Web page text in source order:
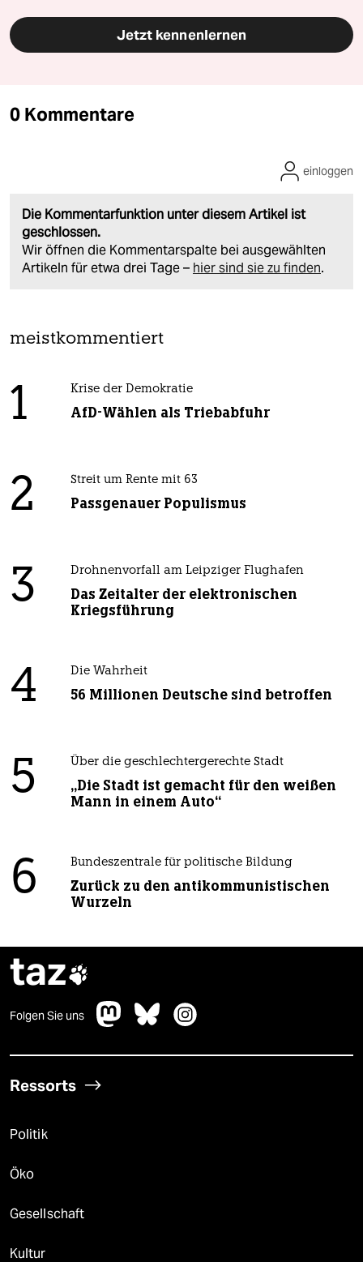
Jetzt kennenlernen
0 Kommentare
Die Kommentarfunktion unter diesem Artikel ist
geschlossen.
Wir öffnen die Kommentarspalte bei ausgewählten
Artikeln für etwa drei Tage – hier sind sie zu finden.
einloggen
meistkommentiert
1 Krise der Demokratie
AfD-Wählen als Triebabfuhr
2 Streit um Rente mit 63
Passgenauer Populismus
3 Drohnenvorfall am Leipziger Flughafen
Das Zeitalter der elektronischen
Kriegsführung
4 Die Wahrheit
56 Millionen Deutsche sind betroffen
5 Über die geschlechtergerechte Stadt
„Die Stadt ist gemacht für den weißen
Mann in einem Auto“
6 Bundeszentrale für politische Bildung
Zurück zu den antikommunistischen
Wurzeln
taz
Folgen Sie uns
Ressorts
Politik
Öko
Gesellschaft
Kultur